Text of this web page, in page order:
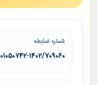
شماره ضابطه
01050742-1402/709060